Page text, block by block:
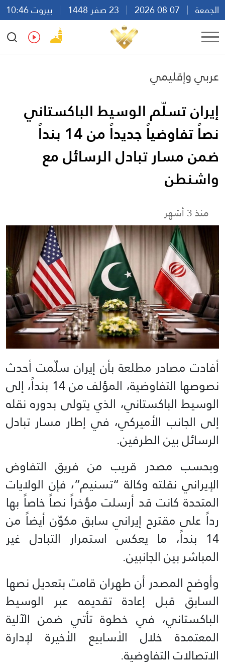
الجمعة
بيروت 10:46
Ar
En Fr Es
عربي وإقليمي
إيران تسلّم الوسيط الباكستاني
نصاً تفاوضياً جديداً من 14 بنداً
ضمن مسار تبادل الرسائل مع
واشنطن
منذ 3 أشهر
أفادت مصادر مطلعة بأن إيران سلّمت أحدث
نصوصها التفاوضية، المؤلف من 14 بنداً، إلى
الوسيط الباكستاني، الذي يتولى بدوره نقله
إلى الجانب الأميركي، في إطار مسار تبادل
الرسائل بين الطرفين.
وبحسب مصدر قريب من فريق التفاوض
الإيراني نقلته وكالة “تسنيم”، فإن الولايات
المتحدة كانت قد أرسلت مؤخراً نصاً خاصاً بها
رداً على مقترح إيراني سابق مكوّن أيضاً من
14 بنداً، ما يعكس استمرار التبادل غير
المباشر بين الجانبين.
وأوضح المصدر أن طهران قامت بتعديل نصها
السابق قبل إعادة تقديمه عبر الوسيط
الباكستاني، في خطوة تأتي ضمن الآلية
المعتمدة خلال الأسابيع الأخيرة لإدارة
الاتصالات التفاوضية.